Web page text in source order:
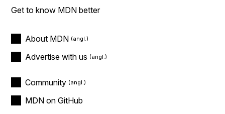
Get to know MDN better
About MDN
Advertise with us
Community
MDN on GitHub